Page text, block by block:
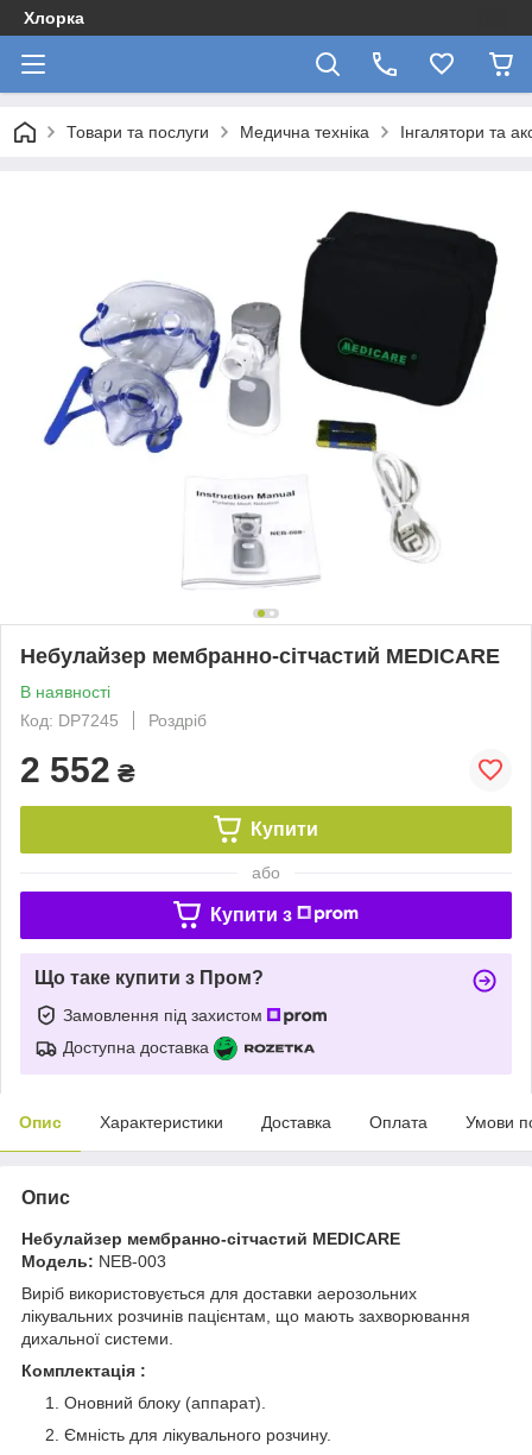
Хлорка
Товари та послуги Медична техніка Інгалятори та
Небулайзер мембранно-сітчастий MEDICARE
В наявності
Код: DP7245
Роздріб
2 552 ₴
Купити
або
Купити з
Що таке купити з Пром?
Замовлення під захистом
Доступна доставка
Опис Характеристики Доставка Оплата Умови
Опис
Небулайзер мембранно-сітчастий MEDICARE
Модель: NEB-003
Виріб використовується для доставки аерозольних
лікувальних розчинів пацієнтам, що мають захворювання
дихальної системи.
Комплектація​​​​​​​ :
Оновний блоку (аппарат).
Ємність для лікувального розчину.